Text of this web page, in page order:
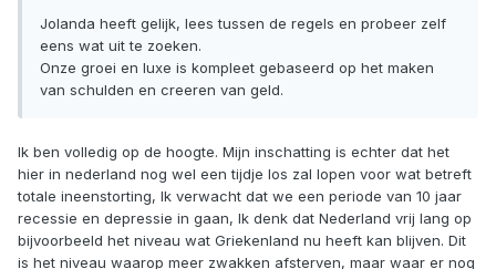
Jolanda heeft gelijk, lees tussen de regels en probeer zelf
eens wat uit te zoeken.
Onze groei en luxe is kompleet gebaseerd op het maken
van schulden en creeren van geld.
Ik ben volledig op de hoogte. Mijn inschatting is echter dat het
hier in nederland nog wel een tijdje los zal lopen voor wat betreft
totale ineenstorting, Ik verwacht dat we een periode van 10 jaar
recessie en depressie in gaan, Ik denk dat Nederland vrij lang op
bijvoorbeeld het niveau wat Griekenland nu heeft kan blijven. Dit
is het niveau waarop meer zwakken afsterven, maar waar er nog